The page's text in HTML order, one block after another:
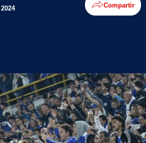
Compartir